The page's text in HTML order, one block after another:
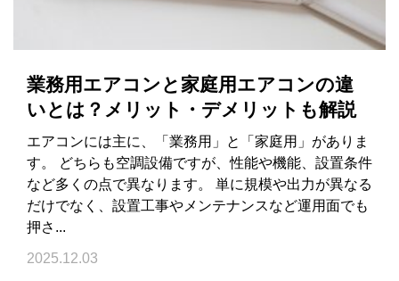
業務用エアコンと家庭用エアコンの違
いとは？メリット・デメリットも解説
エアコンには主に、「業務用」と「家庭用」がありま
す。 どちらも空調設備ですが、性能や機能、設置条件
など多くの点で異なります。 単に規模や出力が異なる
だけでなく、設置工事やメンテナンスなど運用面でも
押さ...
2025.12.03